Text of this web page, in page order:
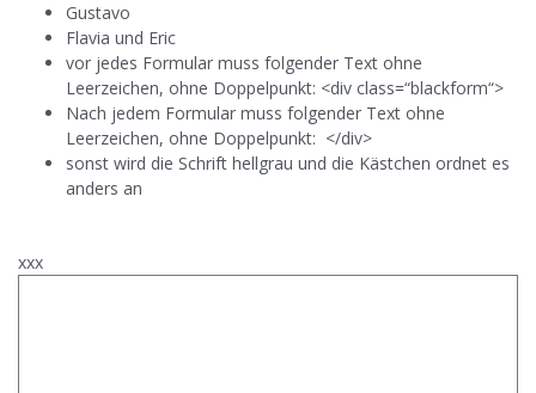
Gustavo
Flavia und Eric
vor jedes Formular muss folgender Text ohne
Leerzeichen, ohne Doppelpunkt: <div class=“blackform“>
Nach jedem Formular muss folgender Text ohne
Leerzeichen, ohne Doppelpunkt: </div>
sonst wird die Schrift hellgrau und die Kästchen ordnet es
anders an
xxx